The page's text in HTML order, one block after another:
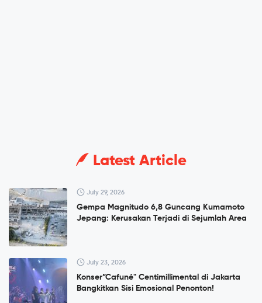
Latest Article
July 29, 2026
Gempa Magnitudo 6,8 Guncang Kumamoto
Jepang: Kerusakan Terjadi di Sejumlah Area
July 23, 2026
Konser”Cafuné" Centimillimental di Jakarta
Bangkitkan Sisi Emosional Penonton!